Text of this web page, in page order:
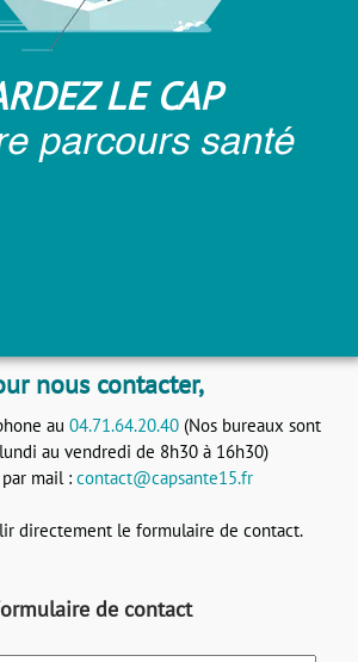
LE CAP
parcours santé
nous contacter,
au 04.71.64.20.40(Nos bureaux sont
au vendredi de 8h30 à 16h30)
mail : contact@capsante15.fr
le formulaire de contact.
de contact